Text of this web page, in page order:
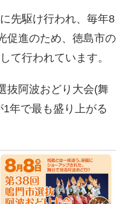
先駆け行われ、毎年8
促進のため、徳島市の
て行われています。
抜阿波おどり大会(舞
年で最も盛り上がる